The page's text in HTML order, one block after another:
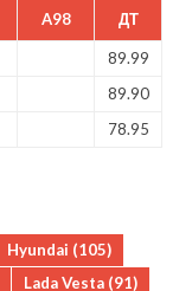
A98 ДТ
89.99
89.90
78.95
Hyundai (105)
Lada Vesta (91)